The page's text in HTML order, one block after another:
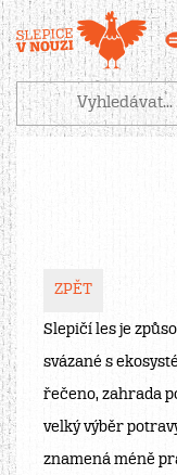
ZPĚT
Slepičí les je
svázané s
řečeno, zahrada
velký výběr
znamená méně